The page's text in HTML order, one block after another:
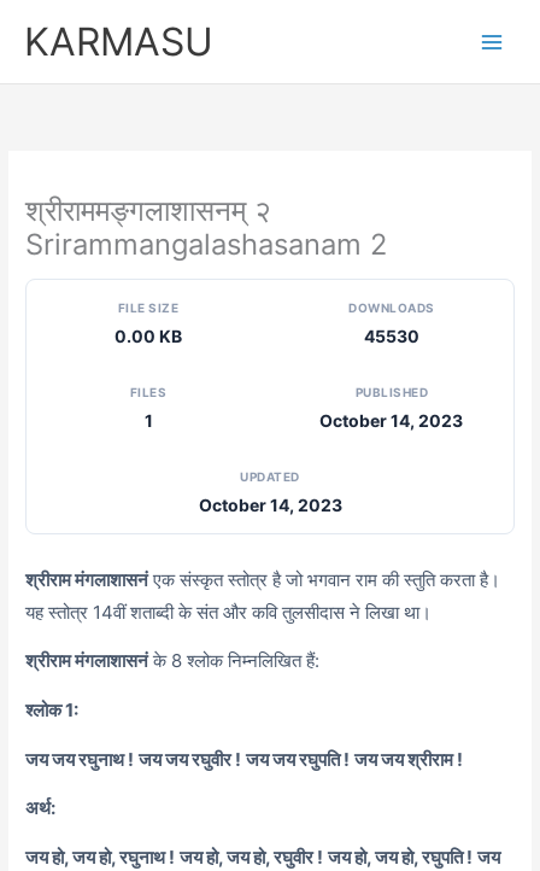
KARMASU
श्रीराममङ्गलाशासनम् २
Srirammangalashasanam 2
FILE SIZE
0.00 KB
DOWNLOADS
45530
FILES
1
PUBLISHED
October 14, 2023
UPDATED
October 14, 2023
श्रीराम मंगलाशासनंएक संस्कृत स्तोत्र है जो भगवान राम की स्तुति करता है।
यह स्तोत्र 14वीं शताब्दी के संत और कवि तुलसीदास ने लिखा था।
श्रीराम मंगलाशासनंके 8 श्लोक निम्नलिखित हैं:
श्लोक 1:
जय जय रघुनाथ ! जय जय रघुवीर ! जय जय रघुपति ! जय जय श्रीराम !
अर्थ:
जय हो, जय हो, रघुनाथ ! जय हो, जय हो, रघुवीर ! जय हो, जय हो, रघुपति ! जय